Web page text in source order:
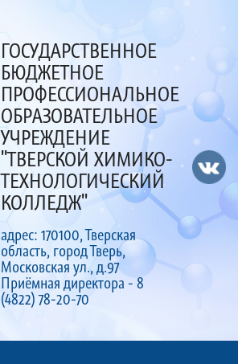
ГОСУДАРСТВЕННОЕ
БЮДЖЕТНОЕ
ПРОФЕССИОНАЛЬНОЕ
ОБРАЗОВАТЕЛЬНОЕ
УЧРЕЖДЕНИЕ
"ТВЕРСКОЙ ХИМИКО-
ТЕХНОЛОГИЧЕСКИЙ
КОЛЛЕДЖ"
адрес: 170100, Тверская
область, город Тверь,
Московская ул., д.97
Приёмная директора - 8
(4822) 78-20-70